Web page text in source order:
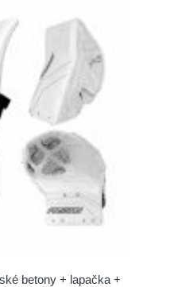
betony + lapačka +